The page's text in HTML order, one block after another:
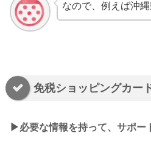
なので、例えば沖
免税ショッピングカー
▶︎必要な情報を持って、サポー